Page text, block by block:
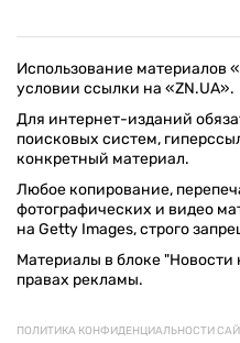
Использование материалов
условии ссылки на «ZN.UA».
Для интернет-изданий
поисковых систем,
конкретный материал.
Любое копирование,
фотографических и видео
на Getty Images, строго
Материалы в блоке
правах рекламы.
ПОЛИТИКА КОНФИДЕНЦИАЛЬНОСТИ